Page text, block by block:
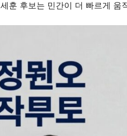
훈 후보는 민간이 더 빠르게 움